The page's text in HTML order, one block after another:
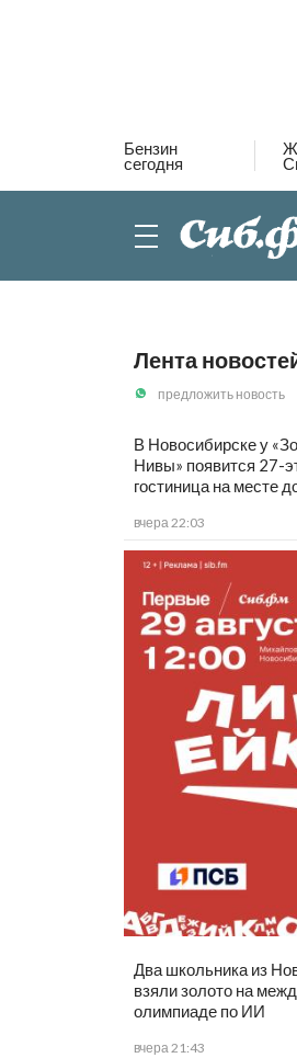
Бензин
сегодня
Лента
предложить новость
В Новосибирске у
Нивы» появится 27-
гостиница на месте
вчера 22:03
Два школьника из
взяли золото на
олимпиаде по ИИ
вчера 21:43